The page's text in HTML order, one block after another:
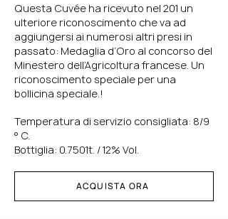
Questa Cuvée ha ricevuto nel 201 un
ulteriore riconoscimento che va ad
aggiungersi ai numerosi altri presi in
passato: Medaglia d’Oro al concorso del
Minestero dell’Agricoltura francese. Un
riconoscimento speciale per una
bollicina speciale.!
Temperatura di servizio consigliata: 8/9
° C.
Bottiglia: 0.7501t. /12% Vol.
ACQUISTA ORA